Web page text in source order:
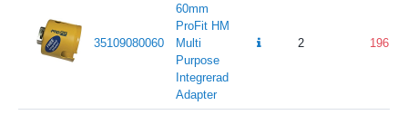
35109080060
60mm
ProFit HM
Multi
Purpose
Integrerad
Adapter
2 196